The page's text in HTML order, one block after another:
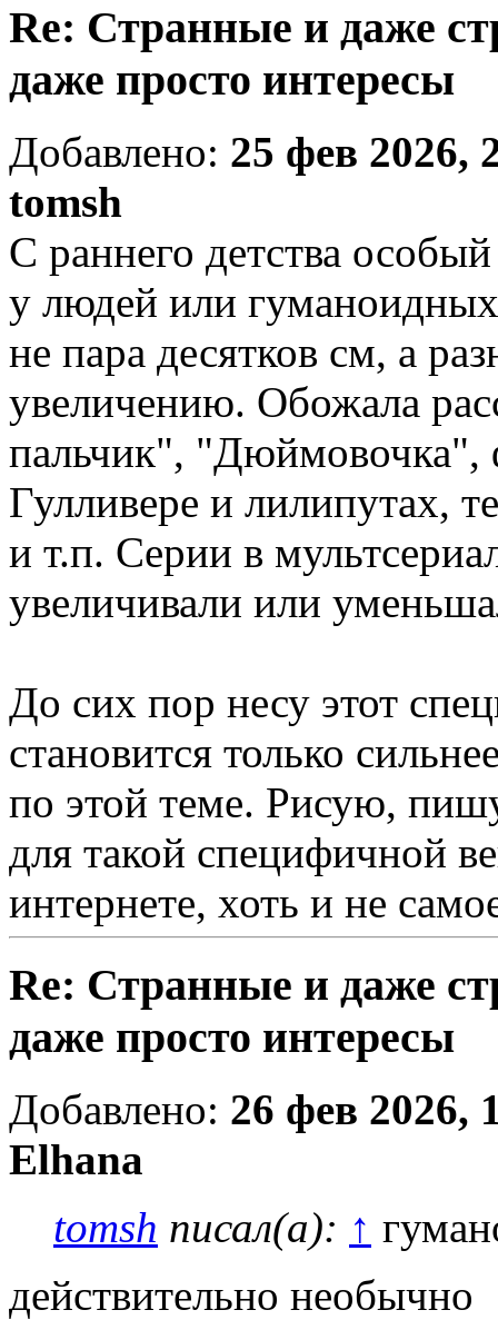
Re: Странные и даже
даже просто интересы
Добавлено: 25 фев 2026,
tomsh
С раннего детства
у людей или
не пара десятков см, а
увеличению. Обожала
пальчик",
Гулливере и лилипутах,
и т.п. Серии в
увеличивали или
До сих пор несу этот
становится только
по этой теме. Рисую,
для такой специфичной
интернете, хоть и не
Re: Странные и даже
даже просто интересы
Добавлено: 26 фев 2026,
Elhana
tomsh писал(а): ↑
действительно необычно